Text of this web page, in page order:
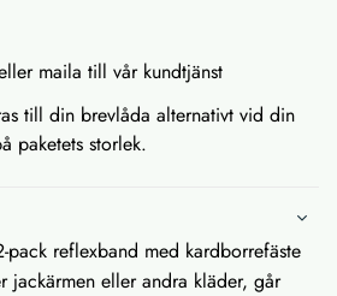
maila till vår kundtjänst
till din brevlåda alternativt vid din
paketets storlek.
pack reflexband med kardborrefäste
jackärmen eller andra kläder, går